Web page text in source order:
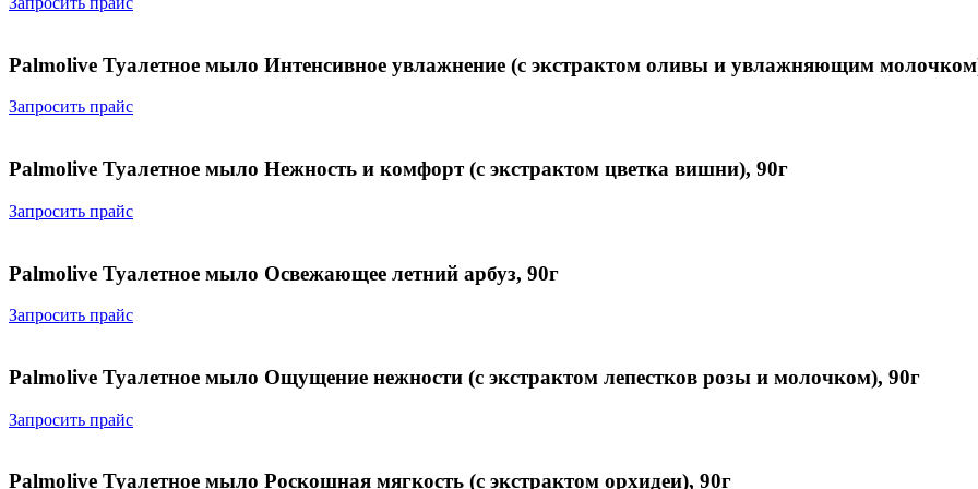
Palmolive Туалетное мыло Интенсивное увлажнение (с экстрактом оливы и увлажняющим
Запросить прайс
Palmolive Туалетное мыло Нежность и комфорт (с экстрактом цветка вишни), 90г
Запросить прайс
Palmolive Туалетное мыло Освежающее летний арбуз, 90г
Запросить прайс
Palmolive Туалетное мыло Ощущение нежности (с экстрактом лепестков розы и молочком), 90г
Запросить прайс
Palmolive Туалетное мыло Роскошная мягкость (с экстрактом орхидеи), 90г